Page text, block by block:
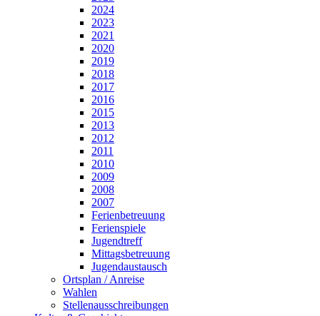
2024
2023
2021
2020
2019
2018
2017
2016
2015
2013
2012
2011
2010
2009
2008
2007
Ferienbetreuung
Ferienspiele
Jugendtreff
Mittagsbetreuung
Jugendaustausch
Ortsplan / Anreise
Wahlen
Stellenausschreibungen